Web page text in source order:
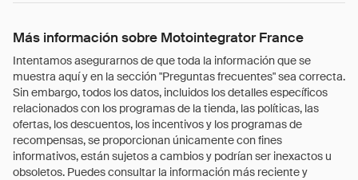
Más información sobre Motointegrator France
Intentamos asegurarnos de que toda la información que se
muestra aquí y en la sección "Preguntas frecuentes" sea correcta.
Sin embargo, todos los datos, incluidos los detalles específicos
relacionados con los programas de la tienda, las políticas, las
ofertas, los descuentos, los incentivos y los programas de
recompensas, se proporcionan únicamente con fines
informativos, están sujetos a cambios y podrían ser inexactos u
obsoletos. Puedes consultar la información más reciente y